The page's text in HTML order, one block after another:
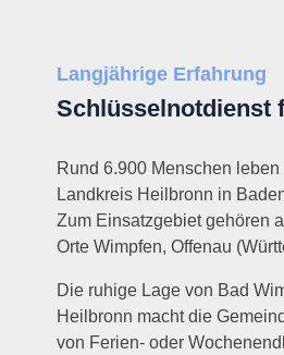
Langjährige Erfahrung
Schlüsselnotdienst
Rund 6.900 Menschen
Landkreis Heilbronn in
Zum Einsatzgebiet gehören
Orte Wimpfen, Offenau
Die ruhige Lage von Bad
Heilbronn macht die
von Ferien- oder